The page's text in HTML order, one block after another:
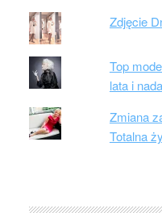
Zdjęcie
Top
lata i
Zmiana
Totalna